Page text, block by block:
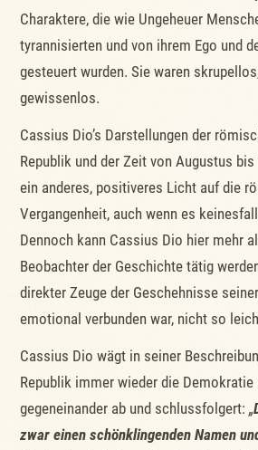
Charaktere, die wie Ungeheuer
tyrannisierten und von ihrem Ego und
gesteuert wurden. Sie waren
gewissenlos.
Cassius Dio’s Darstellungen der
Republik und der Zeit von Augustus
ein anderes, positiveres Licht auf die
Vergangenheit, auch wenn es
Dennoch kann Cassius Dio hier mehr
Beobachter der Geschichte tätig
direkter Zeuge der Geschehnisse
emotional verbunden war, nicht so
Cassius Dio wägt in seiner
Republik immer wieder die
gegeneinander ab und schlussfolgert: „
zwar einen schönklingenden Namen